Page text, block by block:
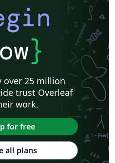
}
over 25 million
trust Overleaf
work.
for free
all plans